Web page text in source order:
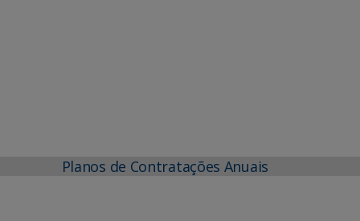
Planos de Contratações Anuais